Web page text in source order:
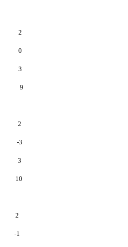
2
0
3
9
2
-3
3
10
2
-1